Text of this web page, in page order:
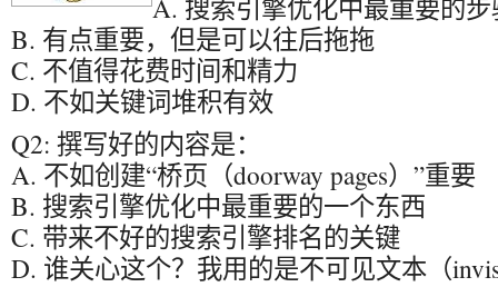
A. 搜索引擎优化中最重要的
B. 有点重要，但是可以往后拖拖
C. 不值得花费时间和精力
D. 不如关键词堆积有效
Q2: 撰写好的内容是：
A. 不如创建“桥页（doorway pages）”重要
B. 搜索引擎优化中最重要的一个东西
C. 带来不好的搜索引擎排名的关键
D. 谁关心这个？我用的是不可见文本（